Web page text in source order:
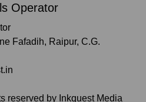
Operator
Fafadih, Raipur, C.G.
reserved by Inkquest Media